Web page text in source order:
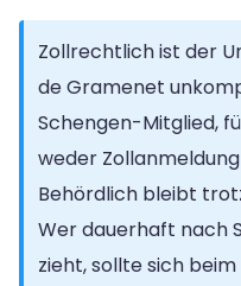
Zollrechtlich ist der
de Gramenet
Schengen-Mitglied,
weder
Behördlich bleibt
Wer dauerhaft nach
zieht, sollte sich